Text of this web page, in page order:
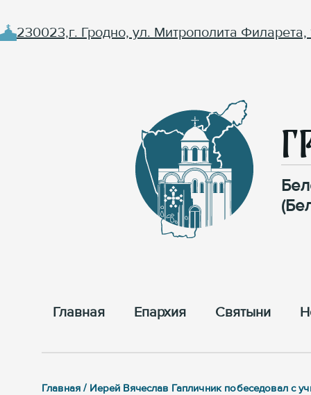
230023,г. Гродно, ул. Митрополита Филарета,
Главная Епархия Cвятыни
Главная / Иерей Вячеслав Гапличник побеседовал с